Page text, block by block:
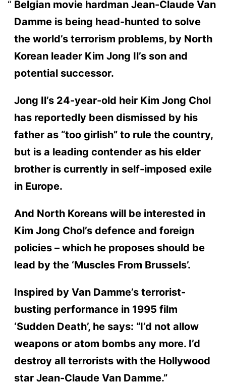
Belgian movie hardman Jean-Claude Van
Damme is being head-hunted to solve
the world’s terrorism problems, by North
Korean leader Kim Jong Il’s son and
potential successor.
Jong Il’s 24-year-old heir Kim Jong Chol
has reportedly been dismissed by his
father as “too girlish” to rule the country,
but is a leading contender as his elder
brother is currently in self-imposed exile
in Europe.
And North Koreans will be interested in
Kim Jong Chol’s defence and foreign
policies – which he proposes should be
lead by the ‘Muscles From Brussels’.
Inspired by Van Damme’s terrorist-
busting performance in 1995 film
‘Sudden Death’, he says: “I’d not allow
weapons or atom bombs any more. I’d
destroy all terrorists with the Hollywood
star Jean-Claude Van Damme.”